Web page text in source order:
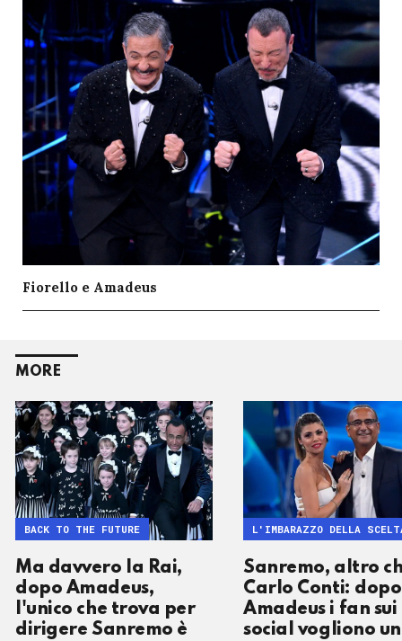
Fiorello e Amadeus
MORE
Ma davvero la Rai,
dopo Amadeus,
l'unico che trova per
dirigere Sanremo è
BACK TO THE FUTURE
Sanremo, altro
Carlo Conti: dopo
Amadeus i fan sui
social vogliono
L'IMBARAZZO DELLA